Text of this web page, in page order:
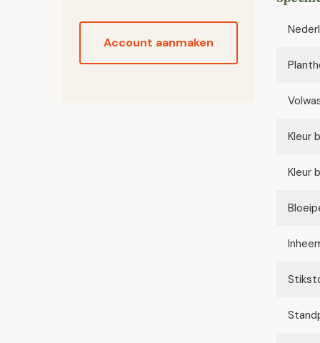
Account aanmaken
Kleur
Kleur